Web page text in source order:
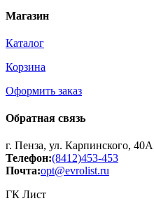
Магазин
Каталог
Корзина
Оформить заказ
Обратная связь
г. Пенза, ул. Карпинского, 40А
Телефон:(8412)453-453
Почта:opt@evrolist.ru
ГК Лист